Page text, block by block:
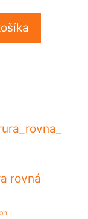
rovná